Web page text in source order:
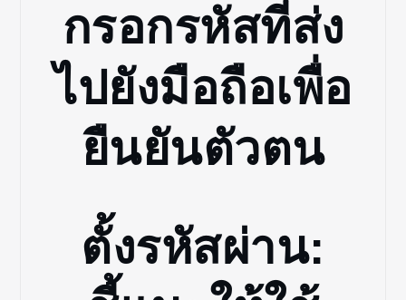
กรอกรหัสที่ส่ง
ไปยังมือถือเพื่อ
ยืนยันตัวตน
ตั้งรหัสผ่าน: